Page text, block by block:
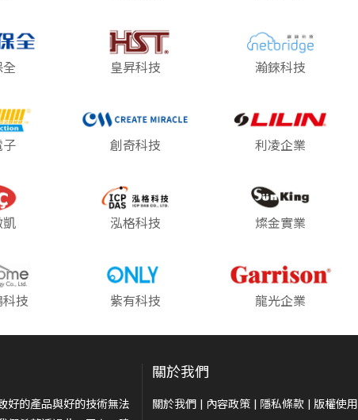
皇昇科技 瀚錸科技
創奇科技 利凌企業
泓格科技 燦金實業
技 紫有科技 龍光企業
好的產品與好的技術無法
關於我們
關於我們 | 內容政策 | 隱私條款 | 版權使用